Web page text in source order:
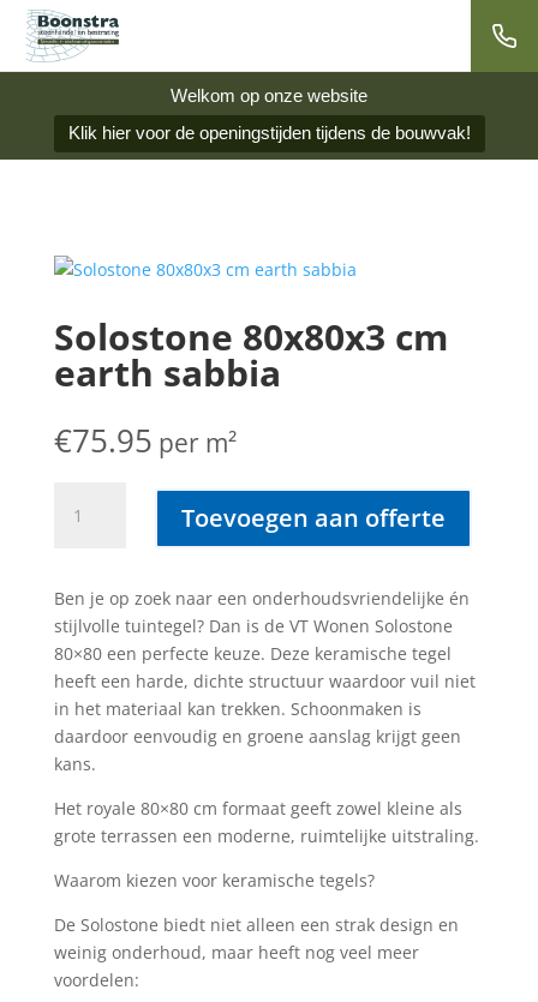
Welkom op onze website
Klik hier voor de openingstijden tijdens de bouwvak!
Solostone 80x80x3 cm
earth sabbia
€75.95 per m²
80x80x3
sabbia
aantal
Toevoegen aan offerte
Ben je op zoek naar een onderhoudsvriendelijke én
stijlvolle tuintegel? Dan is de VT Wonen Solostone
80×80 een perfecte keuze. Deze keramische tegel
heeft een harde, dichte structuur waardoor vuil niet
in het materiaal kan trekken. Schoonmaken is
daardoor eenvoudig en groene aanslag krijgt geen
kans.
Het royale 80×80 cm formaat geeft zowel kleine als
grote terrassen een moderne, ruimtelijke uitstraling.
Waarom kiezen voor keramische tegels?
De Solostone biedt niet alleen een strak design en
weinig onderhoud, maar heeft nog veel meer
voordelen: